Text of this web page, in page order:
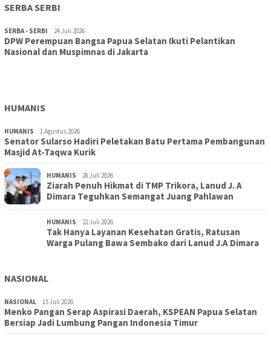
SERBA SERBI
SERBA - SERBI 24 Juli 2026
DPW Perempuan Bangsa Papua Selatan Ikuti Pelantikan
Nasional dan Muspimnas di Jakarta
TOPIK 30 Juli 2026
Wujudkan Sekolah Adiwiyata:SD Inpres Polder Merauke
HUMANIS
HUMANIS 1 Agustus 2026
Senator Sularso Hadiri Peletakan Batu Pertama Pembangunan
Masjid At-Taqwa Kurik
HUMANIS 28 Juli 2026
Ziarah Penuh Hikmat di TMP Trikora, Lanud J. A
Dimara Teguhkan Semangat Juang Pahlawan
HUMANIS 22 Juli 2026
Tak Hanya Layanan Kesehatan Gratis, Ratusan
Warga Pulang Bawa Sembako dari Lanud J.A Dimara
NASIONAL
NASIONAL 15 Juli 2026
Menko Pangan Serap Aspirasi Daerah, KSPEAN Papua Selatan
Bersiap Jadi Lumbung Pangan Indonesia Timur